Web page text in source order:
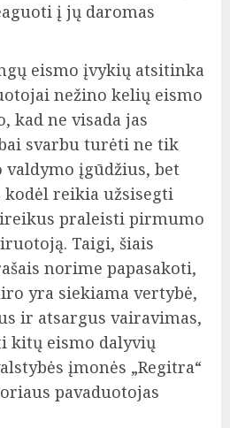
į jų daromas
eismo įvykių atsitinka
nežino kelių eismo
kad ne visada jas
svarbu turėti ne tik
įgūdžius, bet
reikia užsisegti
praleisti pirmumo
Taigi, šiais
norime papasakoti,
yra siekiama vertybė,
ir atsargus vairavimas,
kitų eismo dalyvių
įmonės „Regitra“
pavaduotojas